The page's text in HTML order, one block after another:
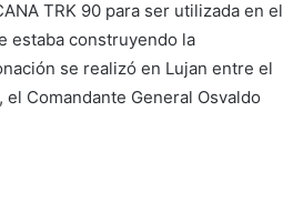
TRK 90 para ser utilizada en el
estaba construyendo la
se realizó en Lujan entre el
Comandante General Osvaldo